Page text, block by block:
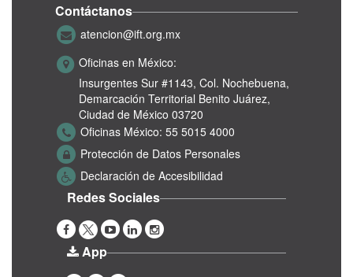
Contáctanos
atencion@ift.org.mx
Oficinas en México:
Insurgentes Sur #1143, Col. Nochebuena,
Demarcación Territorial Benito Juárez,
Ciudad de México 03720
Oficinas México: 55 5015 4000
Protección de Datos Personales
Declaración de Accesibilidad
Redes Sociales
App